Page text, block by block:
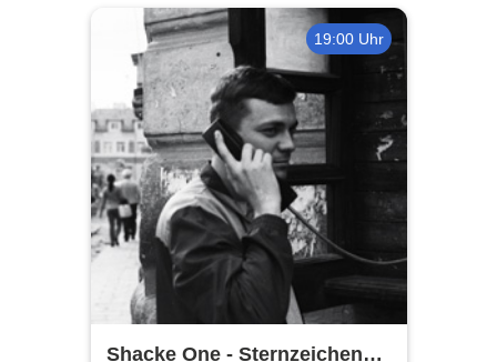
19:00 Uhr
Shacke One - Sternzeichen